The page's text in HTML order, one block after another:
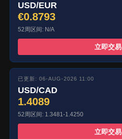
USD/EUR
€0.8793
52周区间: N/A
立即交易
已更新: 06-AUG-2026 11:00
USD/CAD
1.4089
52周区间: 1.3481-1.4250
立即交易